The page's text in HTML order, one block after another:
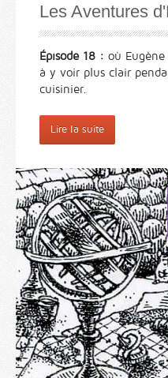
Les Aventures
Épisode 18 : où
à y voir plus clair
cuisinier.
Lire la suite